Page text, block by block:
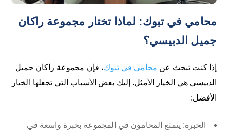
محامي في تبوك: لماذا تختار مجموعة راكان
جميل الدبيسي؟
إذا كنت تبحث عن محامي في تبوك، فإن مجموعة راكان جميل
الدبيسي هي الخيار الأمثل. إليك بعض الأسباب التي تجعلها الخيار
الأفضل:
الخبرة: يتمتع المحامون في المجموعة بخبرة واسعة في